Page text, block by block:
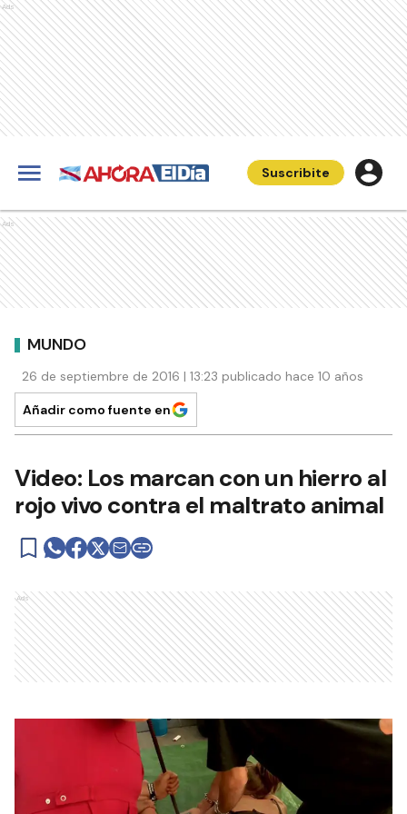
Ads
Suscribite
Ads
MUNDO
26 de septiembre de 2016 | 13:23 publicado hace 10 años
Añadir como fuente en
Video: Los marcan con un hierro al
rojo vivo contra el maltrato animal
Ads